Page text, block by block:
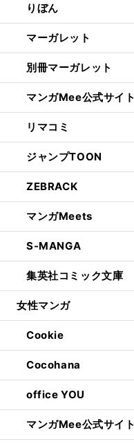
りぼん
マーガレット
別冊マーガレット
マンガMee公式サイト
リマコミ
ジャンプTOON
ZEBRACK
マンガMeets
S-MANGA
集英社コミック文庫
女性マンガ
Cookie
Cocohana
office YOU
マンガMee公式サイト